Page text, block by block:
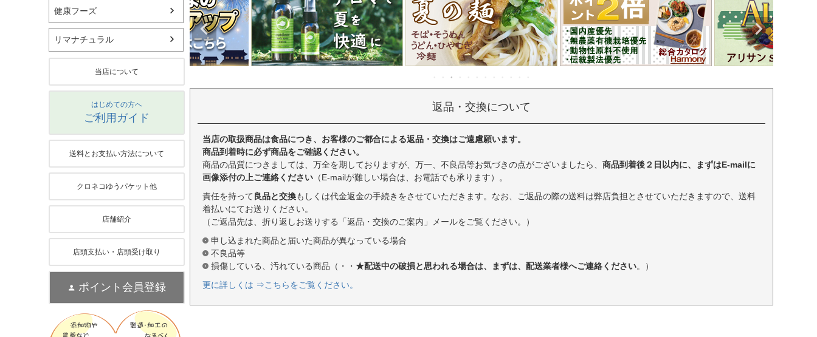
健康フーズ
リマナチュラル
当店について
はじめての方へ
ご利用ガイド
送料とお支払い方法について
クロネコゆうパケット他
店舗紹介
店頭支払い・店頭受け取り
ポイント会員登録
返品・交換について
当店の取扱商品は食品につき、お客様のご都合による返品・交換はご遠慮願います。
商品到着時に必ず商品をご確認ください。
商品の品質につきましては、万全を期しておりますが、万一、不良品等お気づきの点がございましたら、 商品到着後２日以内に、まずはE-mailに
画像添付の上ご連絡ください （E-mailが難しい場合は、お電話でも承ります）。
責任を持って 良品と交換もしくは代金返金の手続きをさせていただきます。なお、ご返品の際の送料は弊店負担とさせていただきますので、送料
着払いにてお送りください。
（ご返品先は、折り返しお送りする「返品・交換のご案内」メールをご覧ください。）
申し込まれた商品と届いた商品が異なっている場合
不良品等
損傷している、汚れている商品（・・ ★配送中の破損と思われる場合は、まずは、配送業者様へご連絡ください。）
更に詳しくは ⇒こちらをご覧ください。